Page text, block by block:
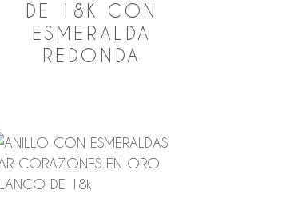
DE 18K CON
ESMERALDA
REDONDA